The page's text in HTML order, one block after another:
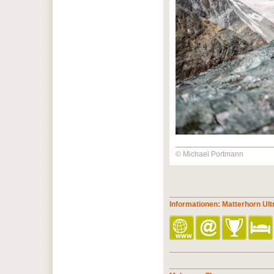
© Michael Portmann
Informationen: Matterhorn